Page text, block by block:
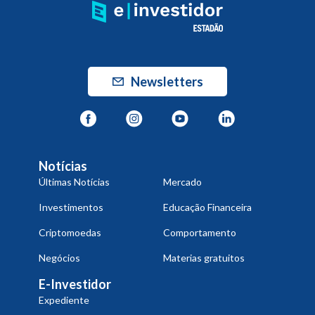
Newsletters
Notícias
Últimas Notícias Mercado
Investimentos Educação Financeira
Criptomoedas Comportamento
Negócios Materias gratuitos
E-Investidor
Expediente